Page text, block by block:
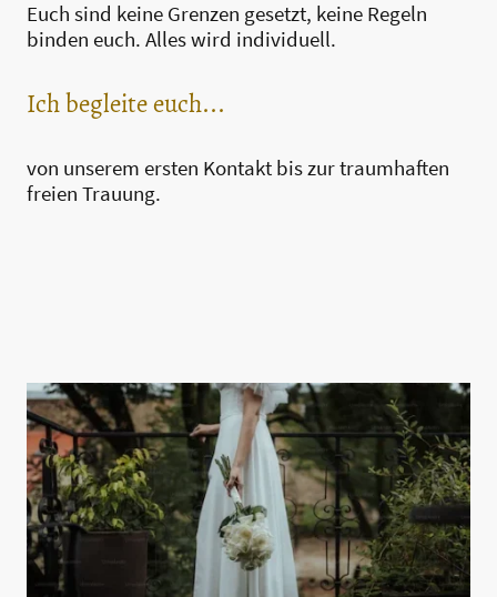
Euch sind keine Grenzen gesetzt, keine Regeln
binden euch. Alles wird individuell.
Ich begleite euch...
von unserem ersten Kontakt bis zur traumhaften
freien Trauung.